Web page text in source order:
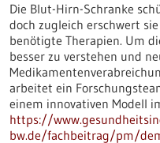
Die Blut-Hirn-Schranke
doch zugleich erschwert
benötigte Therapien. Um
besser zu verstehen und
arbeitet ein
einem innovativen Modell
https://
bw.de/fachbeitrag/pm/